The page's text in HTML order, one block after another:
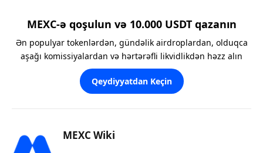
MEXC-ə qoşulun və 10.000 USDT qazanın
Ən populyar tokenlərdən, gündəlik airdroplardan, olduqca
aşağı komissiyalardan və hərtərəfli likvidlikdən həzz alın
Qeydiyyatdan Keçin
MEXC Wiki